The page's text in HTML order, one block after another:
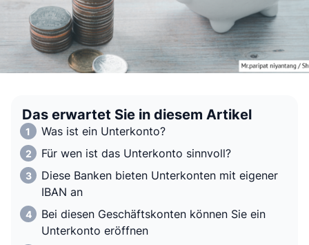
Das erwartet Sie in diesem Artikel
Was ist ein Unterkonto?
Für wen ist das Unterkonto sinnvoll?
Diese Banken bieten Unterkonten mit eigener
IBAN an
Bei diesen Geschäftskonten können Sie ein
Unterkonto eröffnen